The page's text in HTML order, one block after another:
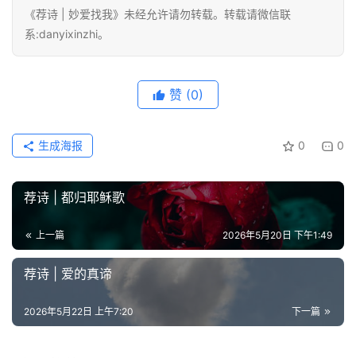
《荐诗 | 妙爱找我》未经允许请勿转载。转载请微信联
系:danyixinzhi。
赞 (0)
0 0
生成海报
荐诗 | 都归耶稣歌
上一篇 2026年5月20日 下午1:49
荐诗 | 爱的真谛
下一篇
2026年5月22日 上午7:20